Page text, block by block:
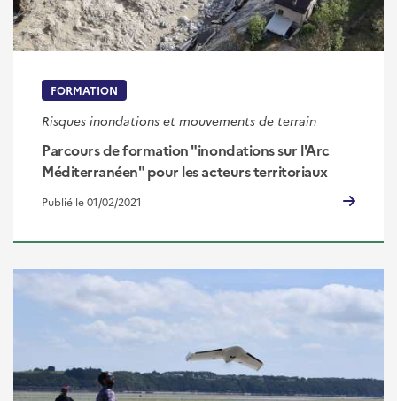
FORMATION
Risques inondations et mouvements de terrain
Parcours de formation "inondations sur l'Arc
Méditerranéen" pour les acteurs territoriaux
Publié le 01/02/2021